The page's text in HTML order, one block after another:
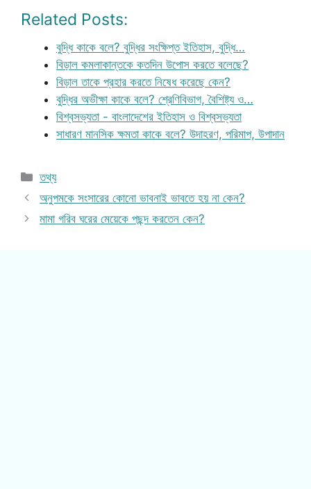
Related Posts:
বুদ্ধি কাকে বলে? বুদ্ধির সংক্ষিপ্ত ইতিহাস, বুদ্ধি…
বিড়াল কমলাকান্তকে কতদিন উপোস করতে বলেছে?
বিড়াল তাকে প্রহার করতে নিষেধ করেছে কেন?
বুদ্ধির অভীক্ষা কাকে বলে? শ্রেণিবিভাগ, বৈশিষ্ট্য ও…
বিশ্বসভ্যতা - বাংলাদেশের ইতিহাস ও বিশ্বসভ্যতা
সাধারণ মানসিক ক্ষমতা কাকে বলে? উদাহরণ, পরিমাপ, উপাদান
Categories
তথ্য
অনুপমকে সংসারের কোনো ভাবনাই ভাবতে হয় না কেন?
মামা গরিব ঘরের মেয়েকে পছন্দ করতেন কেন?